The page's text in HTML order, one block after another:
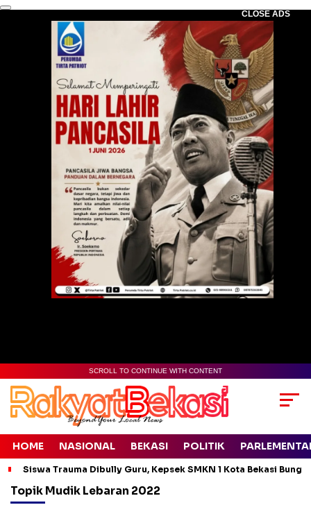
CLOSE ADS
SCROLL TO CONTINUE WITH CONTENT
HOME NASIONAL BEKASI POLITIK
Siswa Trauma Dibully Guru, Kepsek SMKN 1 Kota Bekasi
Topik Mudik Lebaran 2022